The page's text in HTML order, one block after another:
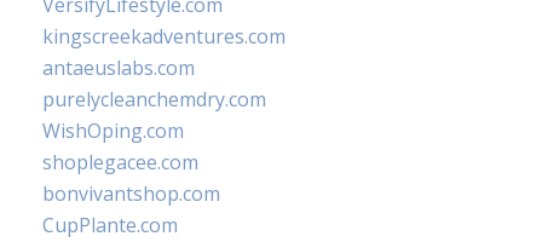
kingscreekadventures.com
antaeuslabs.com
purelycleanchemdry.com
WishOping.com
shoplegacee.com
bonvivantshop.com
CupPlante.com